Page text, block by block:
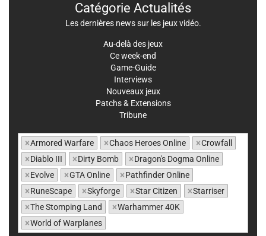
Catégorie Actualités
Les dernières news sur les jeux vidéo.
Au-delà des jeux
Ce week-end
Game-Guide
Interviews
Nouveaux jeux
Patchs & Extensions
Tribune
×Armored Warfare ×Chaos Heroes Online ×Crowfall
×Diablo III ×Dirty Bomb ×Dragon's Dogma Online
×Evolve ×GTA Online ×Pathfinder Online
×RuneScape ×Skyforge ×Star Citizen ×Starriser
×The Stomping Land ×Warhammer 40K
×World of Warplanes